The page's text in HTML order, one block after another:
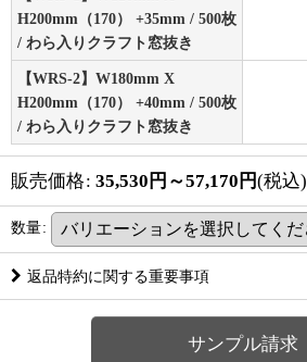
H200mm（170） +35mm / 500枚
/ わら入りクラフト窓抜き
【WRS-2】W180mm X
H200mm（170） +40mm / 500枚
/ わら入りクラフト窓抜き
販売価格: 35,530 円 ～57,170 円(税込)
数量:
返品特約に関する重要事項
サンプル請求